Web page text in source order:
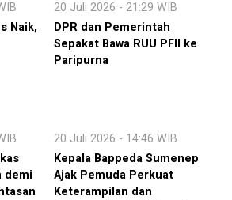
Naik,
20 Juli 2026 - 21:29 WIB
DPR dan Pemerintah
Sepakat Bawa RUU PFII ke
Paripurna
demi
20 Juli 2026 - 14:46 WIB
Kepala Bappeda Sumenep
Ajak Pemuda Perkuat
Keterampilan dan